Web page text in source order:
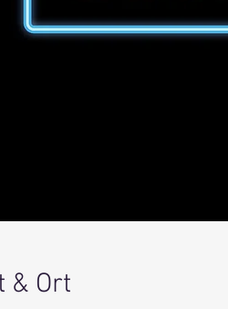
& Ort